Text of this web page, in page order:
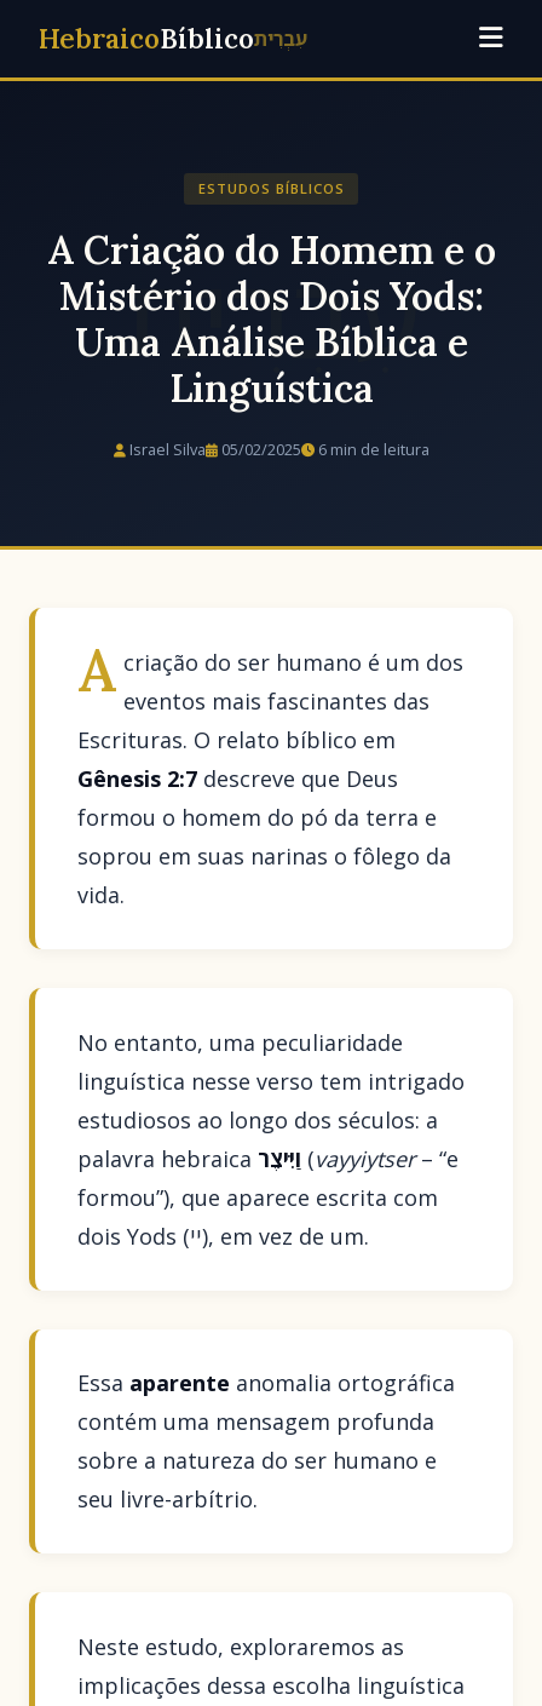
HebraicoBíblicoעִבְרִית
ESTUDOS BÍBLICOS
A Criação do Homem e o
Mistério dos Dois Yods:
Uma Análise Bíblica e
Linguística
Israel Silva 05/02/2025 6 min de leitura
A criação do ser humano é um dos
eventos mais fascinantes das
Escrituras. O relato bíblico em
Gênesis 2:7 descreve que Deus
formou o homem do pó da terra e
soprou em suas narinas o fôlego da
vida.
No entanto, uma peculiaridade
linguística nesse verso tem intrigado
estudiosos ao longo dos séculos: a
palavra hebraica וַיִּיצֶר (vayyiytser– “e
formou”), que aparece escrita com
dois Yods (יי), em vez de um.
Essa aparente anomalia ortográfica
contém uma mensagem profunda
sobre a natureza do ser humano e
seu livre-arbítrio.
Neste estudo, exploraremos as
implicações dessa escolha linguística